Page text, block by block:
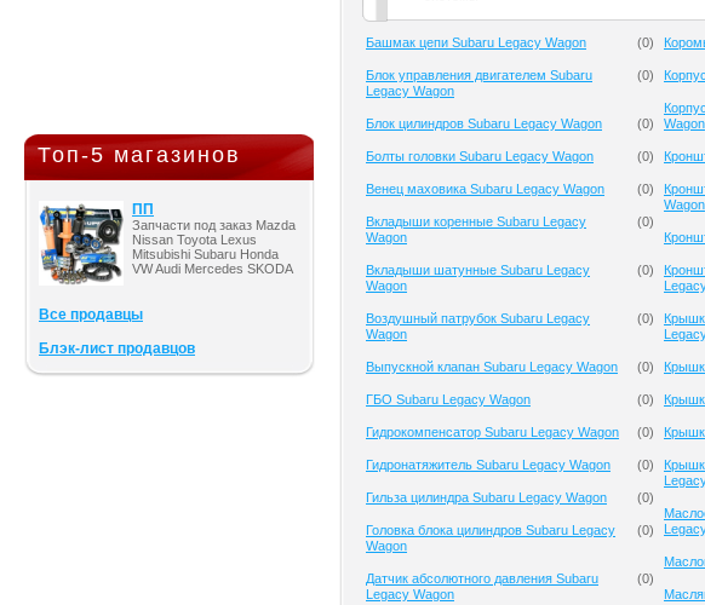
Топ-5 магазинов
ПП
Запчасти под заказ Mazda
Nissan Toyota Lexus
Mitsubishi Subaru Honda
VW Audi Mercedes SKODA
Все продавцы
Блэк-лист продавцов
Башмак цепи Subaru Legacy Wagon (0)
Блок управления двигателем Subaru
Legacy Wagon
(0)
Блок цилиндров Subaru Legacy Wagon (0)
Болты головки Subaru Legacy Wagon (0)
Венец маховика Subaru Legacy Wagon (0)
Вкладыши коренные Subaru Legacy
Wagon
(0)
Вкладыши шатунные Subaru Legacy
Wagon
(0)
Воздушный патрубок Subaru Legacy
Wagon
(0)
Выпускной клапан Subaru Legacy Wagon (0)
ГБО Subaru Legacy Wagon (0)
Гидрокомпенсатор Subaru Legacy Wagon (0)
Гидронатяжитель Subaru Legacy Wagon (0)
Гильза цилиндра Subaru Legacy Wagon (0)
Головка блока цилиндров Subaru Legacy
Wagon
(0)
Датчик абсолютного давления Subaru
Legacy Wagon
(0)
Wagon
Wagon